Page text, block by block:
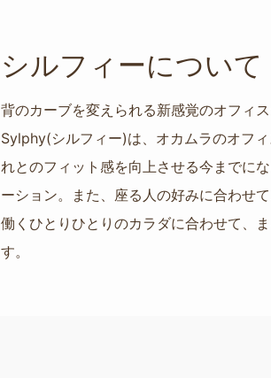
シルフィーについて
背のカーブを変えられる新感覚のオフィ
Sylphy(シルフィー)は、オカムラのオフ
れとのフィット感を向上させる今までに
ーション。また、座る人の好みに合わせ
働くひとりひとりのカラダに合わせて、
す。